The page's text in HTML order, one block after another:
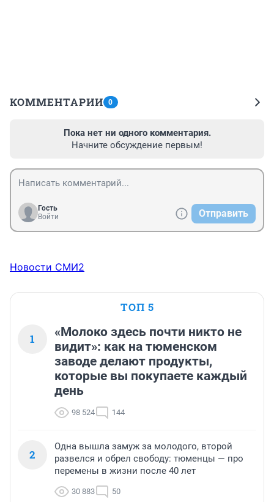
КОММЕНТАРИИ 0
Пока нет ни одного комментария.
Начните обсуждение первым!
Гость
Войти
Отправить
Новости СМИ2
ТОП 5
1
«Молоко здесь почти никто не
видит»: как на тюменском
заводе делают продукты,
которые вы покупаете каждый
день
98 524 144
2
Одна вышла замуж за молодого, второй
развелся и обрел свободу: тюменцы — про
перемены в жизни после 40 лет
30 883 50